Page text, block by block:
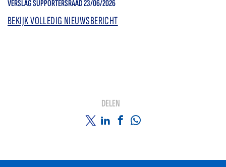
VERSLAG SUPPORTERSRAAD 23/06/2026
BEKIJK VOLLEDIG NIEUWSBERICHT
DELEN